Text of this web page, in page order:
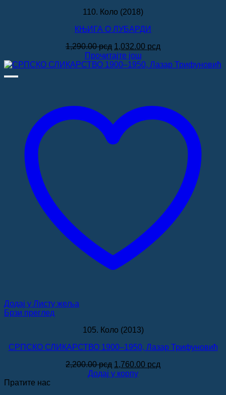
110. Коло (2018)
КЊИГА О ЛУБАРДИ
1,290.00рсд Оригинална
цена
је
1,032.00 рсд
је:
Прочитајте још
Додај у Листу жеља
Брзи преглед
105. Коло (2013)
СРПСКО СЛИКАРСТВО 1900–1950, Лазар Трифуновић
2,200.00рсд Оригинална
цена
1,760.00 рсд
Додај у корпу
Пратите нас